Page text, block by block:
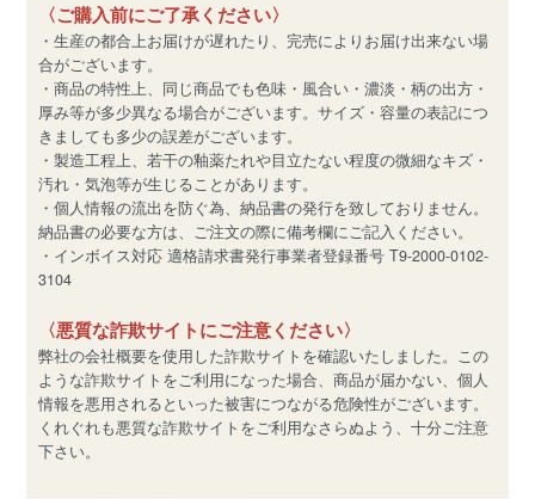
〈ご購入前にご了承ください〉
・生産の都合上お届けが遅れたり、完売によりお届け出来ない場
合がございます。
・商品の特性上、同じ商品でも色味・風合い・濃淡・柄の出方・
厚み等が多少異なる場合がございます。サイズ・容量の表記につ
きましても多少の誤差がございます。
・製造工程上、若干の釉薬たれや目立たない程度の微細なキズ・
汚れ・気泡等が生じることがあります。
・個人情報の流出を防ぐ為、納品書の発行を致しておりません。
納品書の必要な方は、ご注文の際に備考欄にご記入ください。
・インボイス対応 適格請求書発行事業者登録番号 T9-2000-0102-
3104
〈悪質な詐欺サイトにご注意ください〉
弊社の会社概要を使用した詐欺サイトを確認いたしました。この
ような詐欺サイトをご利用になった場合、商品が届かない、個人
情報を悪用されるといった被害につながる危険性がございます。
くれぐれも悪質な詐欺サイトをご利用なさらぬよう、十分ご注意
下さい。